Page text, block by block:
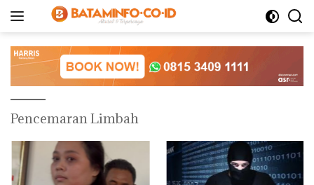
Pencemaran Limbah